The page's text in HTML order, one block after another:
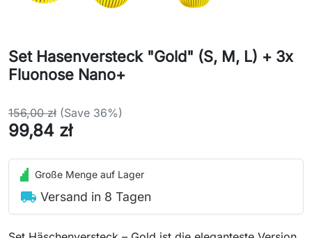
Set Hasenversteck "Gold" (S, M, L) + 3x
Fluonose Nano+
156,00 zł (Save 36%)
99,84 zł
Große Menge auf Lager
local_shipping Versand in 8 Tagen